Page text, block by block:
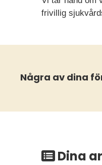
frivillig
Några av dina
Dina